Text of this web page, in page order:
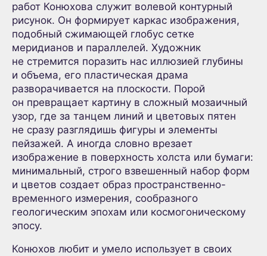
работ Конюхова служит волевой контурный
рисунок. Он формирует каркас изображения,
подобный сжимающей глобус сетке
меридианов и параллелей. Художник
не стремится поразить нас иллюзией глубины
и объема, его пластическая драма
разворачивается на плоскости. Порой
он превращает картину в сложный мозаичный
узор, где за танцем линий и цветовых пятен
не сразу разглядишь фигуры и элементы
пейзажей. А иногда словно врезает
изображение в поверхность холста или бумаги:
минимальный, строго взвешенный набор форм
и цветов создает образ пространственно-
временного измерения, сообразного
геологическим эпохам или космогоническому
эпосу.
Конюхов любит и умело использует в своих